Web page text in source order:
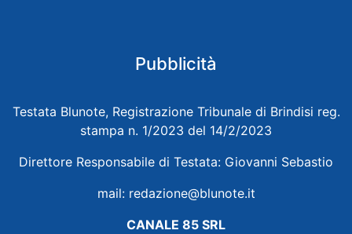
Pubblicità
Testata Blunote, Registrazione Tribunale di Brindisi reg.
stampa n. 1/2023 del 14/2/2023
Direttore Responsabile di Testata: Giovanni Sebastio
mail: redazione@blunote.it
CANALE 85 SRL